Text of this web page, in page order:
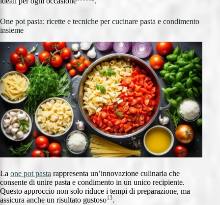
One pot pasta: ricette e tecniche per cucinare pasta e condimento
insieme
La one pot pasta rappresenta un’innovazione culinaria che
consente di unire pasta e condimento in un unico recipiente.
Questo approccio non solo riduce i tempi di preparazione, ma
assicura anche un risultato gustoso13.